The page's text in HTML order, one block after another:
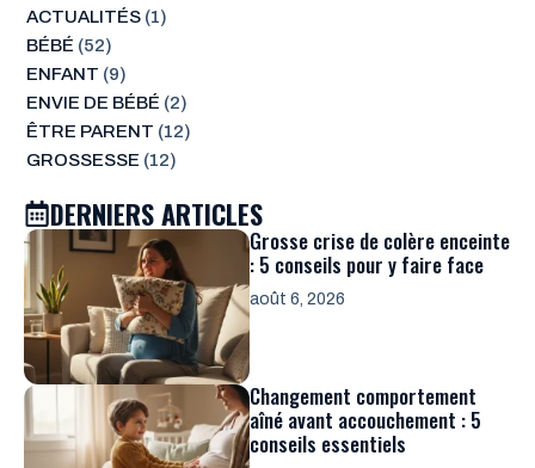
ACTUALITÉS(1)
BÉBÉ (52)
ENFANT (9)
ENVIE DE BÉBÉ (2)
ÊTRE PARENT (12)
GROSSESSE (12)
DERNIERS ARTICLES
Grosse crise de colère enceinte
: 5 conseils pour y faire face
août 6, 2026
Changement comportement
aîné avant accouchement : 5
conseils essentiels